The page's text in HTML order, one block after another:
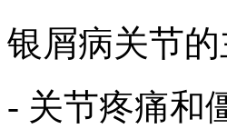
银屑病关节
- 关节疼痛和